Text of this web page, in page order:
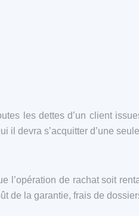
les dettes d’un client
devra s’acquitter d’une
l’opération de rachat soit
de la garantie, frais de